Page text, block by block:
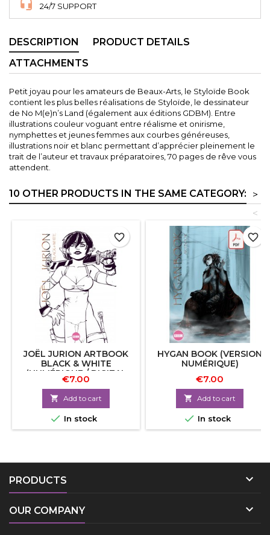
24/7 SUPPORT
DESCRIPTION
PRODUCT DETAILS
ATTACHMENTS
Petit joyau pour les amateurs de Beaux-Arts, le Styloïde Book
contient les plus belles réalisations de Styloïde, le dessinateur
de No M(e)n’s Land (également aux éditions GDBM). Entre
illustrations couleur voguant entre réalisme et onirisme,
nymphettes et jeunes femmes aux courbes généreuses,
illustrations noir et blanc permettant d’apprécier pleinement le
trait de l’auteur et travaux préparatoires, 70 pages de rêve vous
attendent.
10 OTHER PRODUCTS IN THE SAME CATEGORY:
>
<
JOËL JURION ARTBOOK
BLACK & WHITE
(NUMÉRIQUE / DIGITAL
VERSION FR/EN)
€7.00
 Add to cart
 In stock
favorite_border
HYGAN BOOK (VERSION
NUMÉRIQUE)
€7.00
 Add to cart
 In stock
favorite_border
PRODUCTS 
OUR COMPANY 